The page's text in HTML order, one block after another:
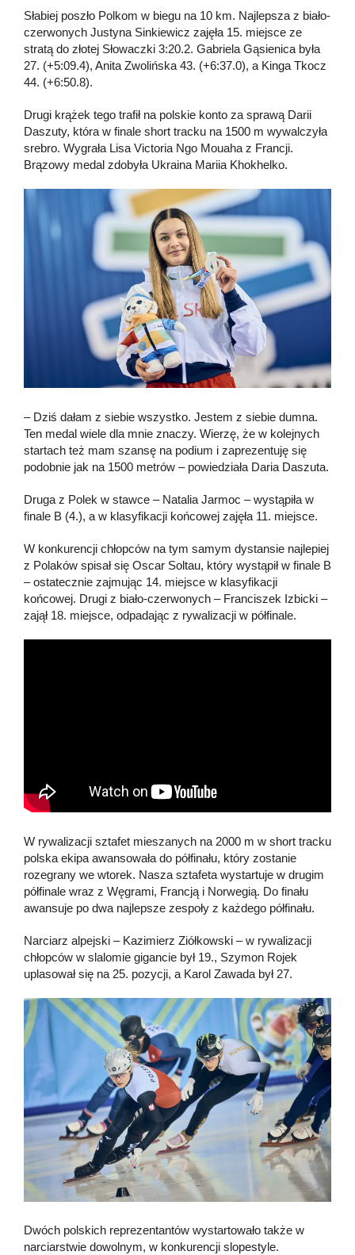
Słabiej poszło Polkom w biegu na 10 km. Najlepsza z biało-
czerwonych Justyna Sinkiewicz zajęła 15. miejsce ze
stratą do złotej Słowaczki 3:20.2. Gabriela Gąsienica była
27. (+5:09.4), Anita Zwolińska 43. (+6:37.0), a Kinga Tkocz
44. (+6:50.8).
Drugi krążek tego trafił na polskie konto za sprawą Darii
Daszuty, która w finale short tracku na 1500 m wywalczyła
srebro. Wygrała Lisa Victoria Ngo Mouaha z Francji.
Brązowy medal zdobyła Ukraina Mariia Khokhelko.
– Dziś dałam z siebie wszystko. Jestem z siebie dumna.
Ten medal wiele dla mnie znaczy. Wierzę, że w kolejnych
startach też mam szansę na podium i zaprezentuję się
podobnie jak na 1500 metrów – powiedziała Daria Daszuta.
Druga z Polek w stawce – Natalia Jarmoc – wystąpiła w
finale B (4.), a w klasyfikacji końcowej zajęła 11. miejsce.
W konkurencji chłopców na tym samym dystansie najlepiej
z Polaków spisał się Oscar Soltau, który wystąpił w finale B
– ostatecznie zajmując 14. miejsce w klasyfikacji
końcowej. Drugi z biało-czerwonych – Franciszek Izbicki –
zajął 18. miejsce, odpadając z rywalizacji w półfinale.
W rywalizacji sztafet mieszanych na 2000 m w short tracku
polska ekipa awansowała do półfinału, który zostanie
rozegrany we wtorek. Nasza sztafeta wystartuje w drugim
półfinale wraz z Węgrami, Francją i Norwegią. Do finału
awansuje po dwa najlepsze zespoły z każdego półfinału.
Narciarz alpejski – Kazimierz Ziółkowski – w rywalizacji
chłopców w slalomie gigancie był 19., Szymon Rojek
uplasował się na 25. pozycji, a Karol Zawada był 27.
Dwóch polskich reprezentantów wystartowało także w
narciarstwie dowolnym, w konkurencji slopestyle.